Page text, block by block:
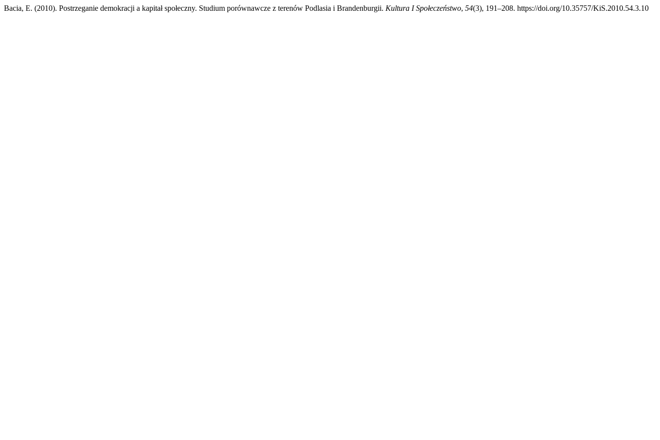
Bacia, E. (2010). Postrzeganie demokracji a kapitał społeczny. Studium porównawcze z terenów Podlasia i Brandenburgii. Kultura I Społeczeństwo, 54(3), 191–208. https://doi.org/10.35757/KiS.2010.54.3.10